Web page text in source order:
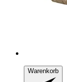
Warenkorb